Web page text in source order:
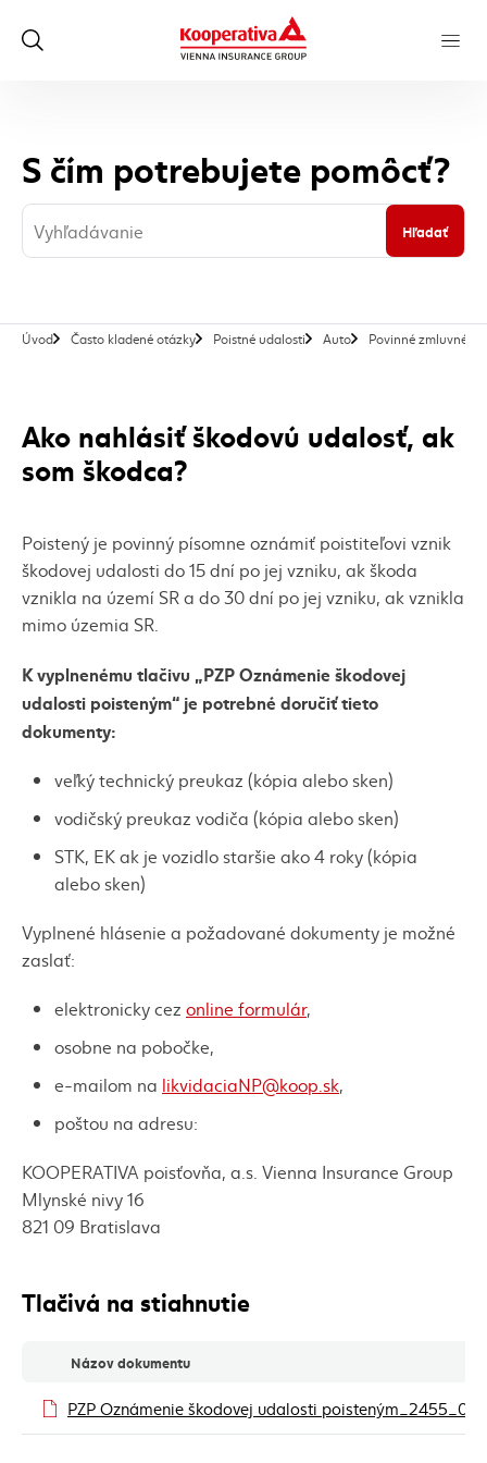
S čím potrebujete pomôcť?
Hľadať
Úvod Často kladené otázky Poistné udalosti Auto Povinné zmluvné
Ako nahlásiť škodovú udalosť, ak
som škodca?
Poistený je povinný písomne oznámiť poistiteľovi vznik
škodovej udalosti do 15 dní po jej vzniku, ak škoda
vznikla na území SR a do 30 dní po jej vzniku, ak vznikla
mimo územia SR.
K vyplnenému tlačivu „PZP Oznámenie škodovej
udalosti poisteným“ je potrebné doručiť tieto
dokumenty:
veľký technický preukaz (kópia alebo sken)
vodičský preukaz vodiča (kópia alebo sken)
STK, EK ak je vozidlo staršie ako 4 roky (kópia
alebo sken)
Vyplnené hlásenie a požadované dokumenty je možné
zaslať:
elektronicky cez online formulár,
osobne na pobočke,
e-mailom na likvidaciaNP@koop.sk,
poštou na adresu:
KOOPERATIVA poisťovňa, a.s. Vienna Insurance Group
Mlynské nivy 16
821 09 Bratislava
Tlačivá na stiahnutie
Tlačivá na stiahnutie
Názov dokumentu
PZP Oznámenie škodovej udalosti